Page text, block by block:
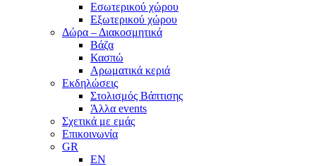
Εσωτερικού χώρου
Εξωτερικού χώρου
Δώρα – Διακοσμητικά
Βάζα
Κασπώ
Αρωματικά κεριά
Εκδηλώσεις
Στολισμός Βάπτισης
Άλλα events
Σχετικά με εμάς
Επικοινωνία
GR
EN